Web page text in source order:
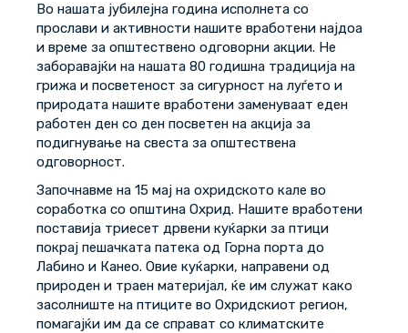
Во нашата јубилејна година исполнета со
прослави и активности нашите вработени најдоа
и време за општествено одговорни акции. Не
заборавајќи на нашата 80 годишна традиција на
грижа и посветеност за сигурност на луѓето и
природата нашите вработени заменуваат еден
работен ден со ден посветен на акција за
подигнување на свеста за општествена
одговорност.
Започнавме на 15 мај на охридското кале во
соработка со општина Охрид. Нашите вработени
поставија триесет дрвени куќарки за птици
покрај пешачката патека од Горна порта до
Лабино и Канео. Овие куќарки, направени од
природен и траен материјал, ќе им служат како
засолниште на птиците во Охридскиот регион,
помагајќи им да се справат со климатските